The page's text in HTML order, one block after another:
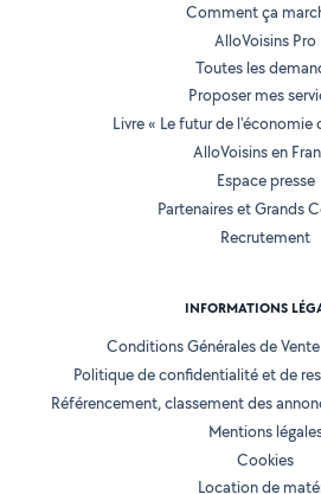
Comment ça
AlloVoisins Pro
Toutes les
Proposer mes
Livre « Le futur de l'économie
AlloVoisins en
Espace presse
Partenaires et Grands
Recrutement
INFORMATIONS
Conditions Générales de
Politique de confidentialité et de
Référencement, classement des
Mentions
Cookies
Location de